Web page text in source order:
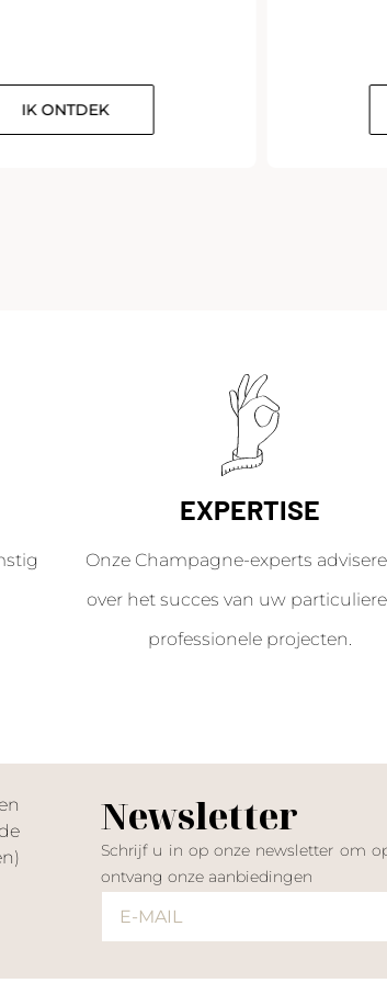
IK ONTDEK
EXPERTISE
Onze Champagne-experts
over het succes van uw
professionele projecten.
Newsletter
Schrijf u in op onze newsletter om
ontvang onze aanbiedingen